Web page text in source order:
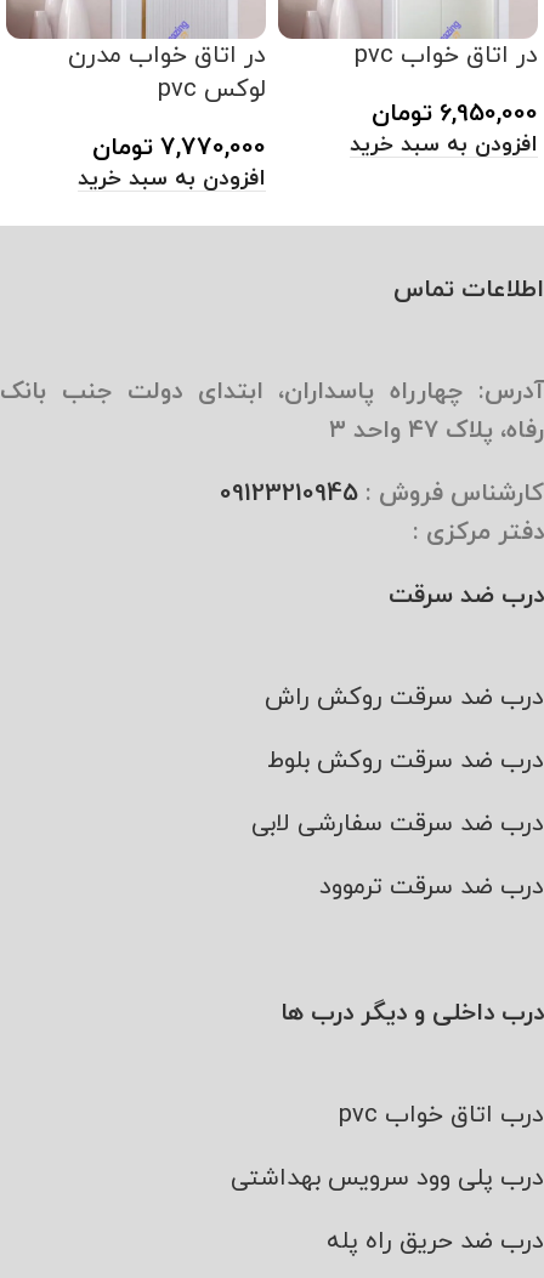
در اتاق خواب pvc
6,950,000 تومان
افزودن به سبد خرید
در اتاق خواب مدرن
لوکس pvc
7,770,000 تومان
افزودن به سبد خرید
اطلاعات تماس
آدرس: چهارراه پاسداران، ابتدای دولت جنب بانک
رفاه، پلاک ۴۷ واحد ۳
کارشناس فروش : 09123210945
دفتر مرکزی :
درب ضد سرقت
درب ضد سرقت روکش راش
درب ضد سرقت روکش بلوط
درب ضد سرقت سفارشی لابی
درب ضد سرقت ترموود
درب داخلی و دیگر درب ها
درب اتاق خواب pvc
درب پلی وود سرویس بهداشتی
درب ضد حریق راه پله